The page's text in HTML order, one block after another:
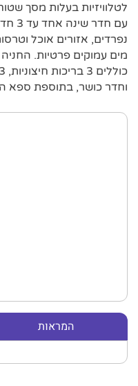
לטלוויזיות בעלות מסך
עם
נפרדים, אזורים אוכל
מים עמוקים פרטיות.
וחדר כושר, בתוספת ספא
המראות